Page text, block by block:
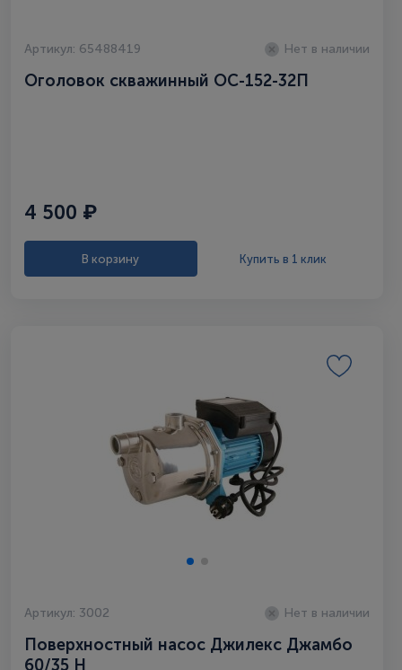
Артикул: 65488419 Нет в наличии
Оголовок скважинный ОС-152-32П
4 500 ₽
В корзину Купить в 1 клик
Артикул: 3002 Нет в наличии
Поверхностный насос Джилекс Джамбо
60/35 Н